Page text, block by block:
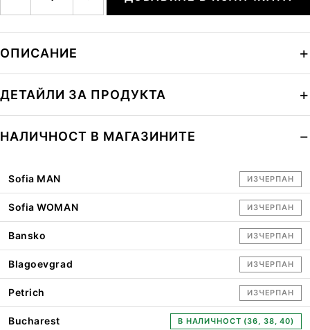
ОПИСАНИЕ
ДЕТАЙЛИ ЗА ПРОДУКТА
НАЛИЧНОСТ В МАГАЗИНИТЕ
Sofia MAN ИЗЧЕРПАН
Sofia WOMAN ИЗЧЕРПАН
Bansko ИЗЧЕРПАН
Blagoevgrad ИЗЧЕРПАН
Petrich ИЗЧЕРПАН
Bucharest В НАЛИЧНОСТ (36, 38, 40)